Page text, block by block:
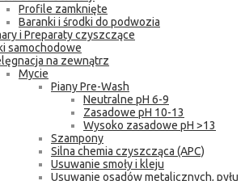
Profile zamknięte
Baranki i środki do podwozia
i Preparaty czyszczące
samochodowe
na zewnątrz
Mycie
Piany Pre-Wash
Neutralne pH 6-9
Zasadowe pH 10-13
Wysoko zasadowe pH >13
Szampony
Silna chemia czyszcząca (APC)
Usuwanie smoły i kleju
Usuwanie osadów metalicznych, pyłu